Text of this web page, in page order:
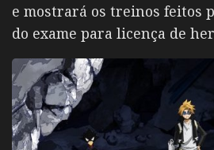
e mostrará os treinos feitos
do exame para licença de